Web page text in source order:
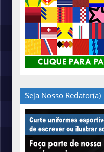
Seja Nosso Redator(a)